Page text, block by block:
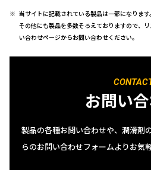
当サイトに記載されている製品は一部になります。
その他にも製品を多数そろえておりますので、
い合わせページからお問い合わせください。
お問い
製品の各種お問い合わせや、潤滑剤
らのお問い合わせフォームよりお気